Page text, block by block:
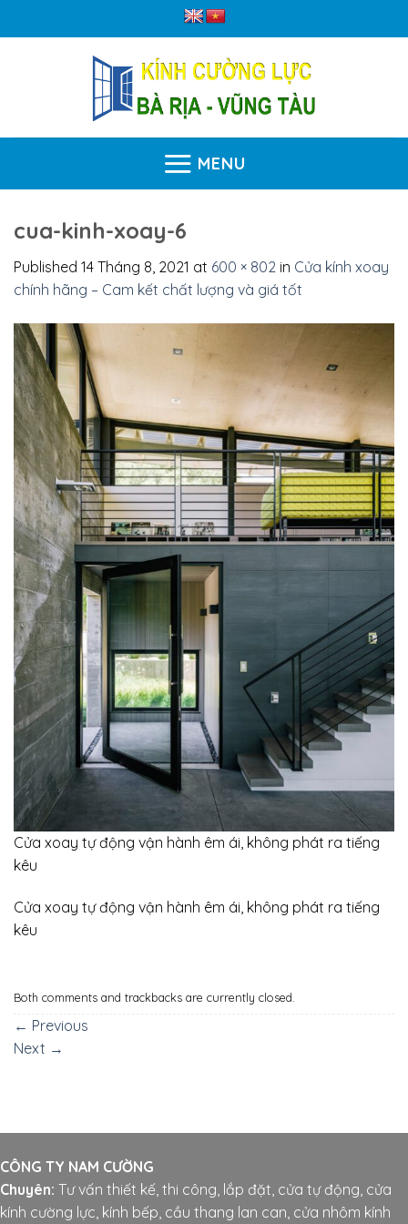
to
MENU
cua-kinh-xoay-6
Published 14 Tháng 8, 2021 at 600 × 802 in Cửa kính xoay
chính hãng – Cam kết chất lượng và giá tốt
Cửa xoay tự động vận hành êm ái, không phát ra tiếng
kêu
Cửa xoay tự động vận hành êm ái, không phát ra tiếng
kêu
Both comments and trackbacks are currently closed.
← Previous
Next →
CÔNG TY NAM CƯỜNG
Chuyên: Tư vấn thiết kế, thi công, lắp đặt, cửa tự động, cửa
kính cường lực, kính bếp, cầu thang lan can, cửa nhôm kính